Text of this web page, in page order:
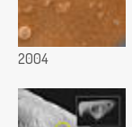
2004